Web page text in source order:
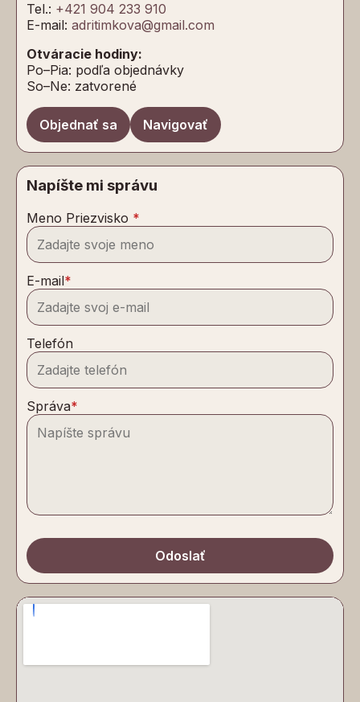
Tel.: +421 904 233 910
E-mail: adritimkova@gmail.com
Otváracie hodiny:
Po–Pia: podľa objednávky
So–Ne: zatvorené
Objednať sa Navigovať
Napíšte mi správu
Meno Priezvisko *
E-mail*
Telefón
Správa*
Odoslať